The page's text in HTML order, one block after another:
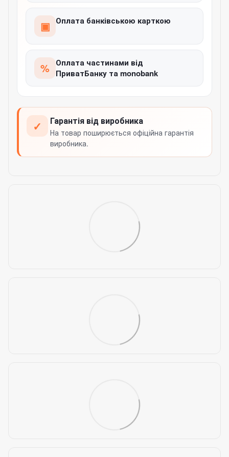
▣ Оплата банківською карткою
% Оплата частинами від
ПриватБанку та monobank
✓ Гарантія від виробника
На товар поширюється офіційна гарантія
виробника.